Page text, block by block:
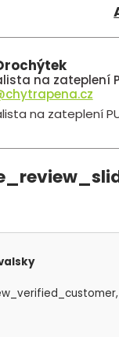
na zateplení
na zateplení